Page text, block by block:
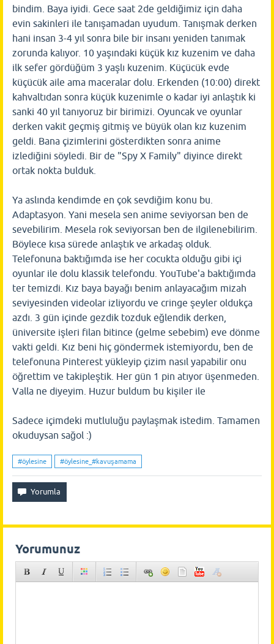
bindim. Baya iyidi. Gece saat 2de geldiğimiz için daha
evin sakinleri ile tanışamadan uyudum. Tanışmak derken
hani insan 3-4 yıl sonra bile bir insanı yeniden tanımak
zorunda kalıyor. 10 yaşındaki küçük kız kuzenim ve daha
ilk sefer gördüğüm 3 yaşlı kuzenim. Küçücük evde
küçücük aile ama maceralar dolu. Erkenden (10:00) direkt
kahvaltıdan sonra küçük kuzenimle o kadar iyi anlaştık ki
sanki 40 yıl tanıyoruz bir birimizi. Oyuncak ve oyunlar
derken vakit geçmiş gitmiş ve büyük olan kız kuzenim
geldi. Bana çizimlerini gösterdikten sonra anime
izlediğini söyledi. Bir de "Spy X Family" diyince direkt
ortak nokta bulduk.
Ya aslında kendimde en çok sevdiğim konu bu.
Adaptasyon. Yani mesela sen anime seviyorsan ben de
sevebilirim. Mesela rok seviyorsan ben de ilgilenebilirim.
Böylece kısa sürede anlaştık ve arkadaş olduk.
Telefonuna baktığımda ise her cocukta olduğu gibi içi
oyunlar ile dolu klassik telefondu. YouTube'a baktığımda
ter temizdi. Kız baya bayağı benim anlayacağım mizah
seviyesinden videolar izliyordu ve cringe şeyler oldukça
azdı. 3 gün içinde gezdik tozduk eğlendik derken,
üniversite işleri filan bitince (gelme sebebim) eve dönme
vakti geldi. Kız beni hiç göndermek istemiyordu, ben de
telefonuna Pinterest yükleyip çizim nasıl yapabilir onu
öğrettim ve takipleştik. Her gün 1 pin atıyor üşenmeden.
Valla ne diyeyim. Huzur buldum bu kişiler ile
Sadece içimdeki mutluluğu paylaşmak istedim. Tamamen
okuduysan sağol :)
#öylesine #öylesine_#kavuşamama
Yorumunuz